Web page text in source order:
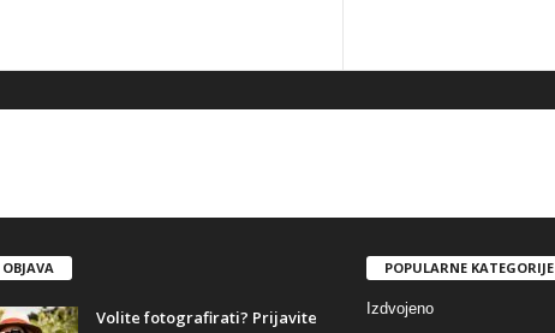
OBJAVA
Volite fotografirati? Prijavite
POPULARNE KATEGORIJE
Izdvojeno